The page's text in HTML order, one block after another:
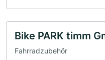
Bike PARK timm
Fahrradzubehör